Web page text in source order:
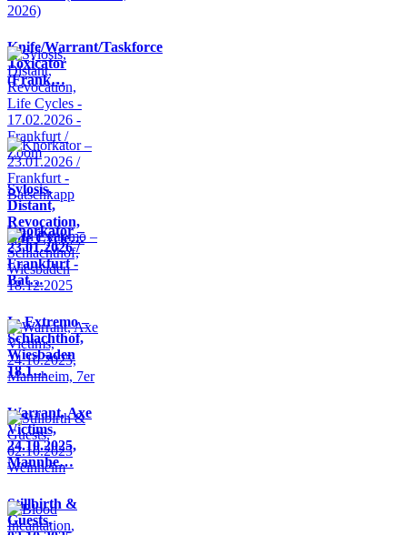
Knife/Warrant/Taskforce
Toxicator
(Frank…
Sylosis,
Distant,
Revocation,
Life Cycle…
Knorkator –
23.01.2026 /
Frankfurt -
Bat…
In Extremo –
Schlachthof,
Wiesbaden
18.1…
Warrant, Axe
Victims,
24.10.2025,
Mannhe…
Stillbirth &
Guests,